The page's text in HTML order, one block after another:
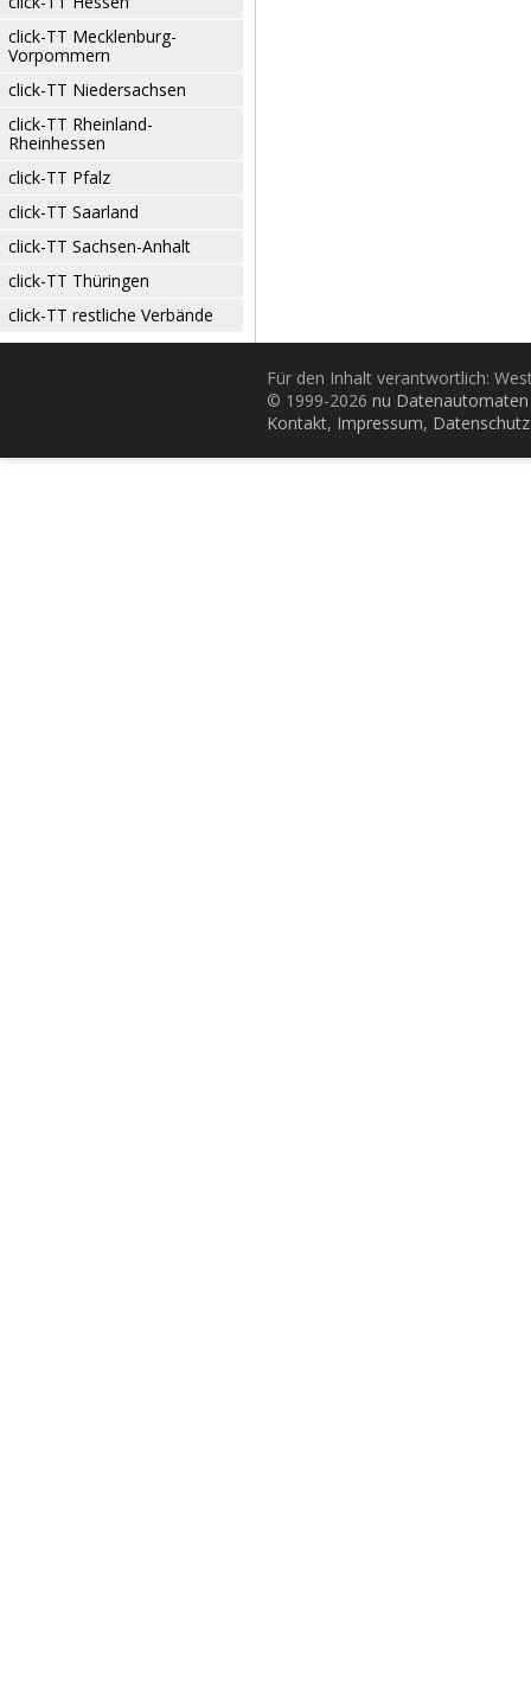
click-TT Mecklenburg-
Vorpommern
click-TT Niedersachsen
click-TT Rheinland-
Rheinhessen
click-TT Pfalz
click-TT Saarland
click-TT Sachsen-Anhalt
click-TT Thüringen
click-TT restliche Verbände
Für den Inhalt verantwortlich:
© 1999-2026 nu
Kontakt, Impressum, Datenschutz